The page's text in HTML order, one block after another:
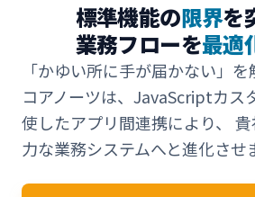
標準機能の限界を
業務フローを最適
「かゆい所に手が届かない」を
コアノーツは、JavaScriptカス
使したアプリ間連携により、
力な業務システムへと進化させ